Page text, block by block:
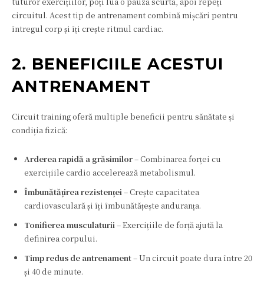
circuitul. Acest tip de antrenament combină mișcări pentru
întregul corp și îți crește ritmul cardiac.
2. BENEFICIILE ACESTUI
ANTRENAMENT
Circuit training oferă multiple beneficii pentru sănătate și
condiția fizică:
Arderea rapidă a grăsimilor– Combinarea forței cu
exercițiile cardio accelerează metabolismul.
Îmbunătățirea rezistenței – Crește capacitatea
cardiovasculară și îți îmbunătățește anduranța.
Tonifierea musculaturii – Exercițiile de forță ajută la
definirea corpului.
Timp redus de antrenament– Un circuit poate dura între 20
și 40 de minute.